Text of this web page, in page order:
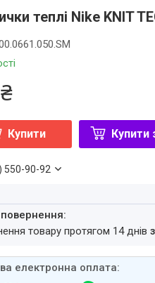
теплі Nike KNIT
Купити Купити
550-90-92
товару протягом 14 днів